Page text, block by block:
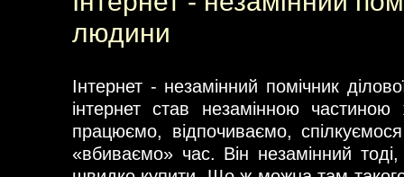
людини
Інтернет - незамінний помічник
інтернет став незамінною
працюємо, відпочиваємо,
«вбиваємо» час. Він незамінний